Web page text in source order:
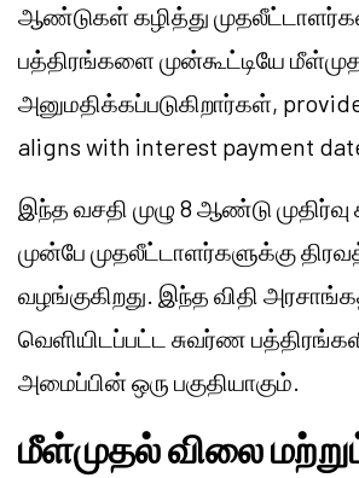
ஆண்டுகள் கழித்து
பத்திரங்களை முன்கூட்டியே
அனுமதிக்கப்படுகிறார்கள்,
aligns with interest payment
இந்த வசதி முழு 8 ஆண்டு முதிர்வு
முன்பே முதலீட்டாளர்களுக்கு
வழங்குகிறது. இந்த விதி
வெளியிடப்பட்ட சுவர்ண
அமைப்பின் ஒரு பகுதியாகும்.
மீள்முதல் விலை